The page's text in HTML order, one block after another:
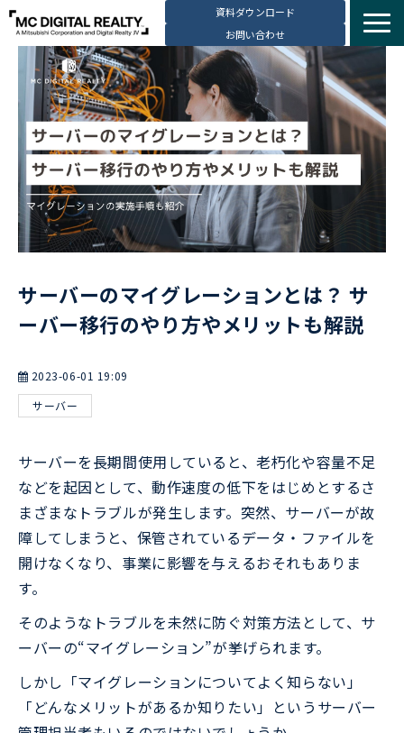
資料ダウンロード
お問い合わせ
サービス紹介
選ばれる理由
データセンター拠点
導入事例
ブログ
動画コンテンツ
お知らせ
会社・採用情報
サーバーのマイグレーションとは？ サ
ーバー移行のやり方やメリットも解説
2023-06-01 19:09
サーバー
サーバーを長期間使用していると、老朽化や容量不足
などを起因として、動作速度の低下をはじめとするさ
まざまなトラブルが発生します。突然、サーバーが故
障してしまうと、保管されているデータ・ファイルを
開けなくなり、事業に影響を与えるおそれもありま
す。
そのようなトラブルを未然に防ぐ対策方法として、サ
ーバーの“マイグレーション”が挙げられます。
しかし「マイグレーションについてよく知らない」
「どんなメリットがあるか知りたい」というサーバー